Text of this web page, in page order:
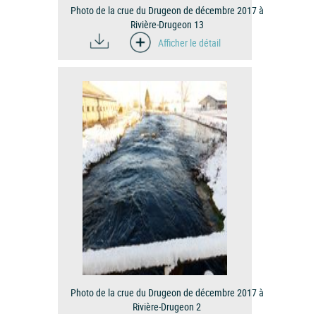
Photo de la crue du Drugeon de décembre 2017 à
Rivière-Drugeon 13
Afficher le détail
Photo de la crue du Drugeon de décembre 2017 à
Rivière-Drugeon 2